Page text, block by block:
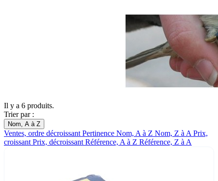
Il y a 6 produits.
Trier par :
Nom, A à Z
Ventes, ordre décroissant Pertinence Nom, A à Z Nom, Z à A Prix,
croissant Prix, décroissant Référence, A à Z Référence, Z à A